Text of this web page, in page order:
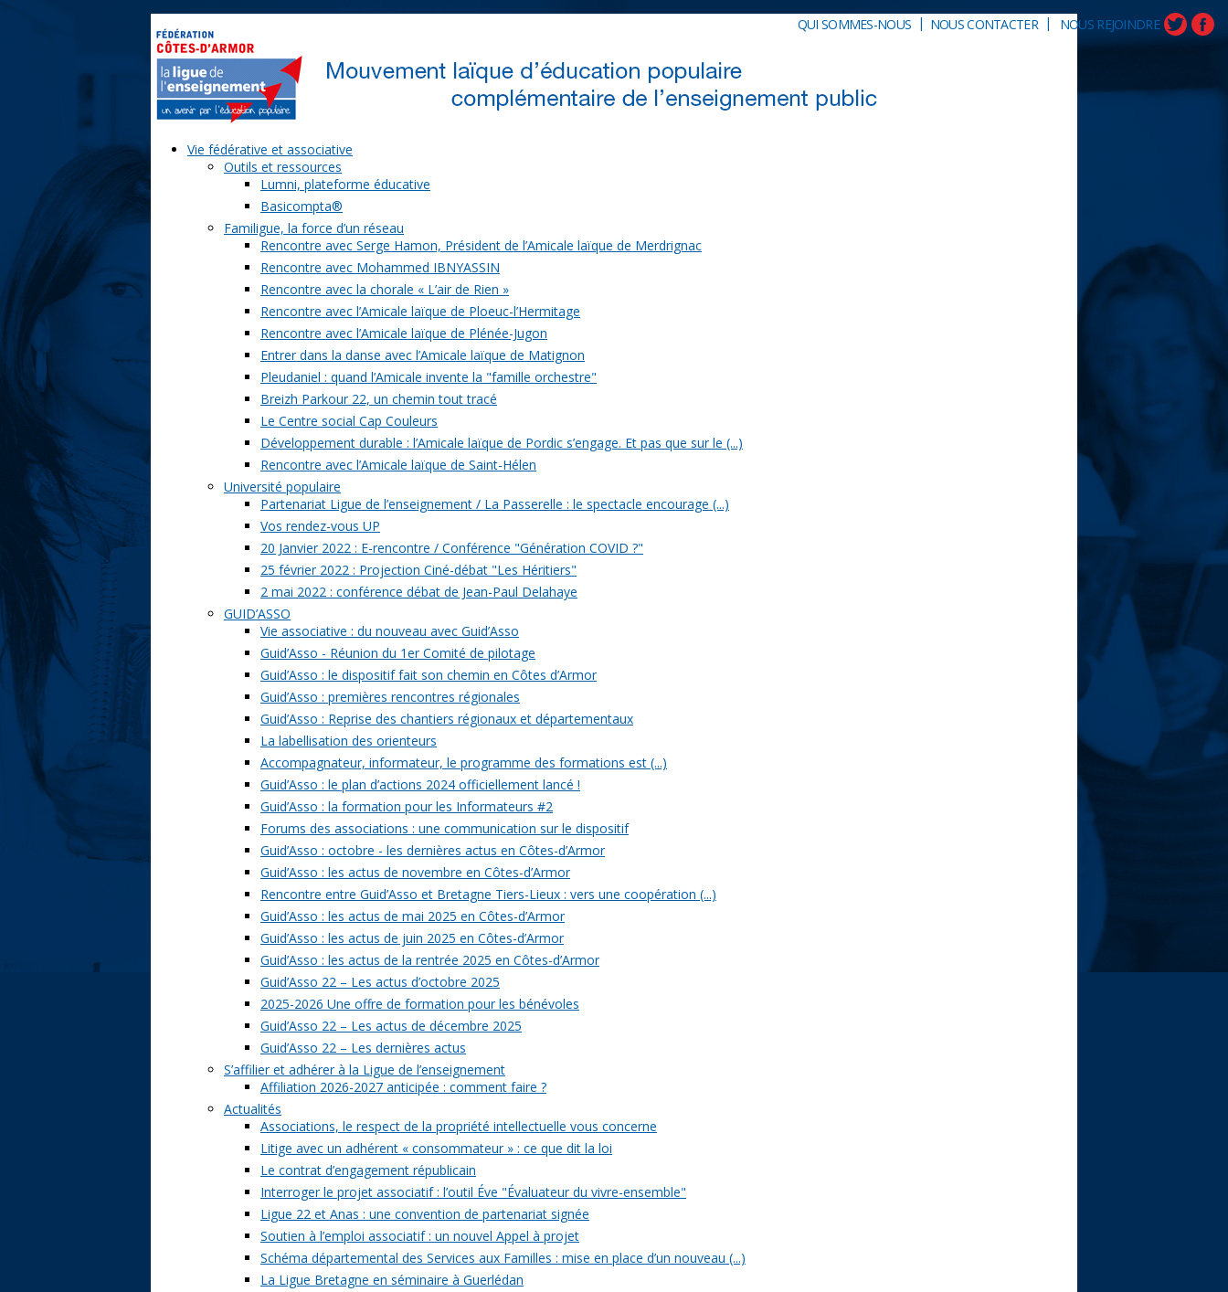
QUI SOMMES-NOUS | NOUS CONTACTER| NOUS REJOINDRE
Vie fédérative et associative
Outils et ressources
Lumni, plateforme éducative
Basicompta®
Familigue, la force d’un réseau
Rencontre avec Serge Hamon, Président de l’Amicale laïque de Merdrignac
Rencontre avec Mohammed IBNYASSIN
Rencontre avec la chorale « L’air de Rien »
Rencontre avec l’Amicale laïque de Ploeuc-l’Hermitage
Rencontre avec l’Amicale laïque de Plénée-Jugon
Entrer dans la danse avec l’Amicale laïque de Matignon
Pleudaniel : quand l’Amicale invente la "famille orchestre"
Breizh Parkour 22, un chemin tout tracé
Le Centre social Cap Couleurs
Développement durable : l’Amicale laïque de Pordic s’engage. Et pas que sur le (...)
Rencontre avec l’Amicale laïque de Saint-Hélen
Université populaire
Partenariat Ligue de l’enseignement / La Passerelle : le spectacle encourage (...)
Vos rendez-vous UP
20 Janvier 2022 : E-rencontre / Conférence "Génération COVID ?"
25 février 2022 : Projection Ciné-débat "Les Héritiers"
2 mai 2022 : conférence débat de Jean-Paul Delahaye
GUID’ASSO
Vie associative : du nouveau avec Guid’Asso
Guid’Asso - Réunion du 1er Comité de pilotage
Guid’Asso : le dispositif fait son chemin en Côtes d’Armor
Guid’Asso : premières rencontres régionales
Guid’Asso : Reprise des chantiers régionaux et départementaux
La labellisation des orienteurs
Accompagnateur, informateur, le programme des formations est (...)
Guid’Asso : le plan d’actions 2024 officiellement lancé !
Guid’Asso : la formation pour les Informateurs #2
Forums des associations : une communication sur le dispositif
Guid’Asso : octobre - les dernières actus en Côtes-d’Armor
Guid’Asso : les actus de novembre en Côtes-d’Armor
Rencontre entre Guid’Asso et Bretagne Tiers-Lieux : vers une coopération (...)
Guid’Asso : les actus de mai 2025 en Côtes-d’Armor
Guid’Asso : les actus de juin 2025 en Côtes-d’Armor
Guid’Asso : les actus de la rentrée 2025 en Côtes-d’Armor
Guid’Asso 22 – Les actus d’octobre 2025
2025-2026 Une offre de formation pour les bénévoles
Guid’Asso 22 – Les actus de décembre 2025
Guid’Asso 22 – Les dernières actus
S’affilier et adhérer à la Ligue de l’enseignement
Affiliation 2026-2027 anticipée : comment faire ?
Actualités
Associations, le respect de la propriété intellectuelle vous concerne
Litige avec un adhérent « consommateur » : ce que dit la loi
Le contrat d’engagement républicain
Interroger le projet associatif : l’outil Éve "Évaluateur du vivre-ensemble"
Ligue 22 et Anas : une convention de partenariat signée
Soutien à l’emploi associatif : un nouvel Appel à projet
Schéma départemental des Services aux Familles : mise en place d’un nouveau (...)
La Ligue Bretagne en séminaire à Guerlédan